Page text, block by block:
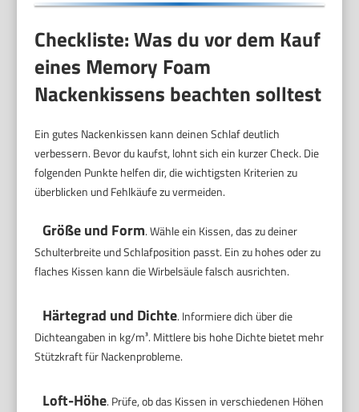
Checkliste: Was du vor dem Kauf
eines Memory Foam
Nackenkissens beachten solltest
Ein gutes Nackenkissen kann deinen Schlaf deutlich
verbessern. Bevor du kaufst, lohnt sich ein kurzer Check. Die
folgenden Punkte helfen dir, die wichtigsten Kriterien zu
überblicken und Fehlkäufe zu vermeiden.
Größe und Form. Wähle ein Kissen, das zu deiner
Schulterbreite und Schlafposition passt. Ein zu hohes oder zu
flaches Kissen kann die Wirbelsäule falsch ausrichten.
Härtegrad und Dichte. Informiere dich über die
Dichteangaben in kg/m³. Mittlere bis hohe Dichte bietet mehr
Stützkraft für Nackenprobleme.
Loft-Höhe. Prüfe, ob das Kissen in verschiedenen Höhen